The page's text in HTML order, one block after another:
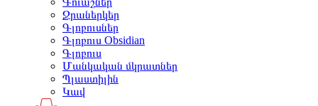
Ջրաներկեր
Գլոբուսներ
Գլոբուս Obsidian
Գլոբուս
Մանկական մկրատներ
Պլաստիլին
Կավ